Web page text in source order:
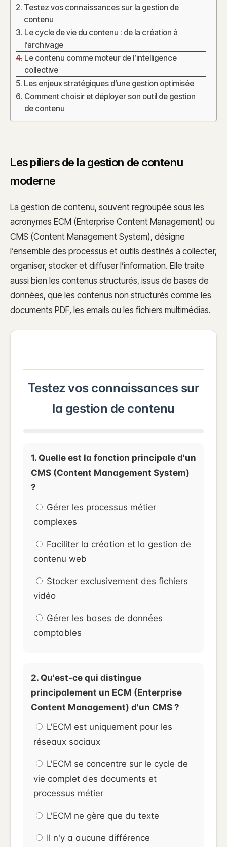
Testez vos connaissances sur la gestion de
contenu
Le cycle de vie du contenu : de la création à
l’archivage
Le contenu comme moteur de l’intelligence
collective
Les enjeux stratégiques d’une gestion optimisée
Comment choisir et déployer son outil de gestion
de contenu
Les piliers de la gestion de contenu
moderne
La gestion de contenu, souvent regroupée sous les
acronymes ECM (Enterprise Content Management) ou
CMS (Content Management System), désigne
l’ensemble des processus et outils destinés à collecter,
organiser, stocker et diffuser l’information. Elle traite
aussi bien les contenus structurés, issus de bases de
données, que les contenus non structurés comme les
documents PDF, les emails ou les fichiers multimédias.
Testez vos connaissances sur
la gestion de contenu
1. Quelle est la fonction principale d'un
CMS (Content Management System)
?
Gérer les processus métier
complexes
Faciliter la création et la gestion de
contenu web
Stocker exclusivement des fichiers
vidéo
Gérer les bases de données
comptables
2. Qu'est-ce qui distingue
principalement un ECM (Enterprise
Content Management) d'un CMS ?
L'ECM est uniquement pour les
réseaux sociaux
L'ECM se concentre sur le cycle de
vie complet des documents et
processus métier
L'ECM ne gère que du texte
Il n'y a aucune différence